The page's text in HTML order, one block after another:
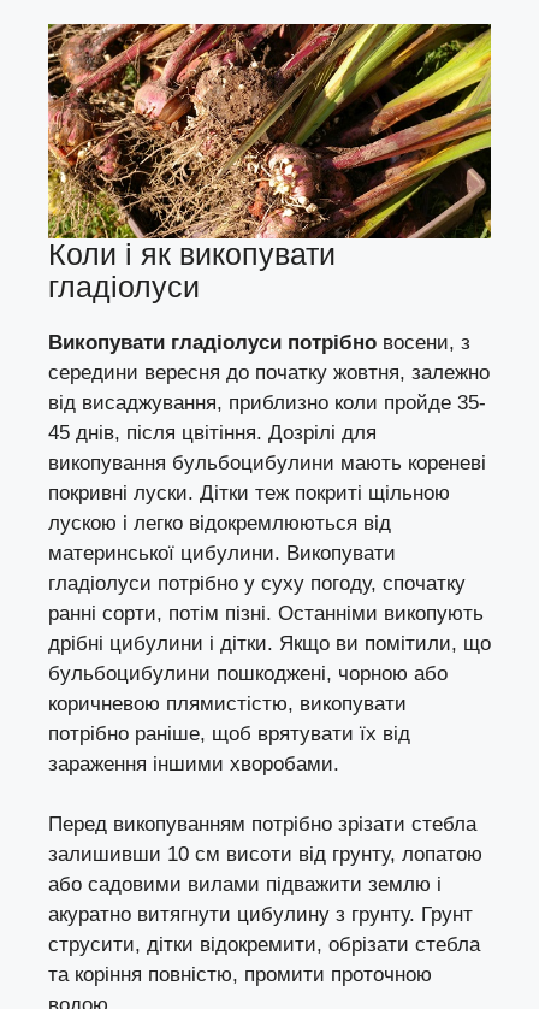
Коли і як викопувати
гладіолуси
Викопувати гладіолуси потрібно восени, з
середини вересня до початку жовтня, залежно
від висаджування, приблизно коли пройде 35-
45 днів, після цвітіння. Дозрілі для
викопування бульбоцибулини мають кореневі
покривні луски. Дітки теж покриті щільною
лускою і легко відокремлюються від
материнської цибулини. Викопувати
гладіолуси потрібно у суху погоду, спочатку
ранні сорти, потім пізні. Останніми викопують
дрібні цибулини і дітки. Якщо ви помітили, що
бульбоцибулини пошкоджені, чорною або
коричневою плямистістю, викопувати
потрібно раніше, щоб врятувати їх від
зараження іншими хворобами.
Перед викопуванням потрібно зрізати стебла
залишивши 10 см висоти від грунту, лопатою
або садовими вилами підважити землю і
акуратно витягнути цибулину з грунту. Грунт
струсити, дітки відокремити, обрізати стебла
та коріння повністю, промити проточною